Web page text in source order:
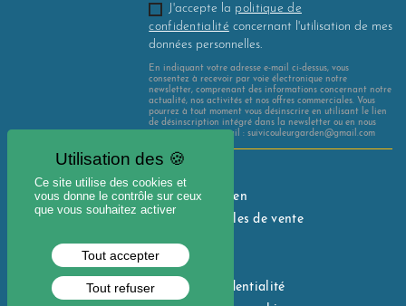
J'accepte la politique de
confidentialité concernant l'utilisation de mes
données personnelles.
En indiquant votre adresse e-mail ci-dessus, vous
consentez à recevoir par voie électronique notre
newsletter, comprenant des informations concernant notre
actualité, nos activités et nos offres commerciales. Vous
pourrez à tout moment vous désinscrire en utilisant le lien
de désinscription intégré dans la newsletter ou en nous
contactant par e-mail : suivicouleurgarden@gmail.com
Avis Couleur Garden
Conditions générales de vente
Nous contacter
Mon compte
Politique de confidentialité
Ce site utilise des cookies et
vous donne le contrôle sur ceux
que vous souhaitez activer
Tout accepter
Tout refuser